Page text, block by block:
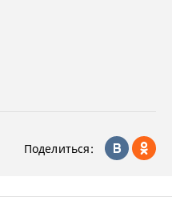
Поделиться: